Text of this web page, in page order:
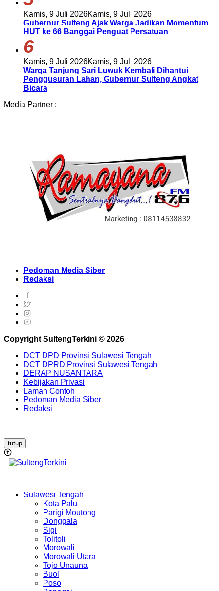
Kamis, 9 Juli 2026Kamis, 9 Juli 2026
Gubernur Sulteng Ajak Warga Jadikan Momentum
HUT ke 66 Banggai Penguat Persatuan
6
Kamis, 9 Juli 2026Kamis, 9 Juli 2026
Warga Tanjung Sari Luwuk Kembali Dihantui
Penggusuran Lahan, Gubernur Sulteng Angkat
Bicara
Media Partner :
Pedoman Media Siber
Redaksi
Copyright SultengTerkini © 2026
DCT DPD Provinsi Sulawesi Tengah
DCT DPRD Provinsi Sulawesi Tengah
DERAP NUSANTARA
Kebijakan Privasi
Laman Contoh
Pedoman Media Siber
Redaksi
tutup
Sulawesi Tengah
Kota Palu
Parigi Moutong
Donggala
Sigi
Tolitoli
Morowali
Morowali Utara
Tojo Unauna
Buol
Poso